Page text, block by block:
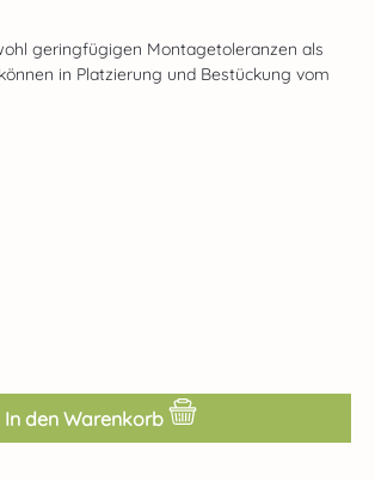
geringfügigen Montagetoleranzen als
in Platzierung und Bestückung vom
Wert ein oder
In den Warenkorb